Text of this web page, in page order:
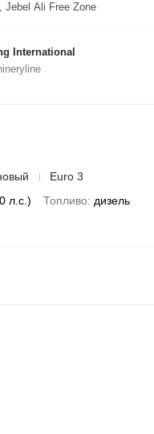
Jebel Ali Free Zone
International
Euro 3
л.с.) Топливо дизель